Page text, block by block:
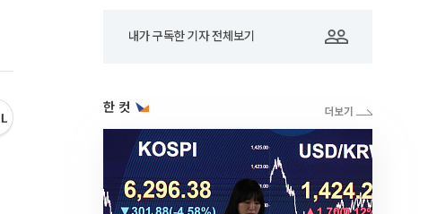
내가 구독한 기자 전체보기
한 컷